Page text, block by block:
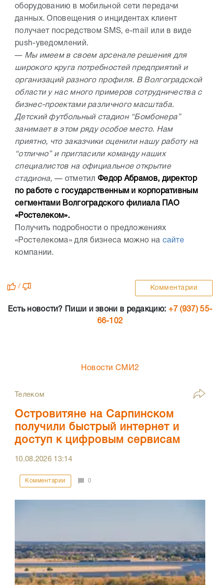
оборудованию в мобильной сети передачи
данных. Оповещения о инцидентах клиент
получает посредством SMS, e-mail или в виде
push-уведомлений.
— Мы имеем в своем арсенале решения для
широкого круга потребностей предприятий и
организаций разного профиля. В Волгоградской
области у нас много примеров сотрудничества с
бизнес-проектами различного масштаба.
Детский футбольный стадион “Бомбонера”
занимает в этом ряду особое место. Нам
приятно, что заказчики оценили нашу работу на
“отлично” и пригласили команду наших
специалистов на официальное открытие
стадиона,— отметилФедор Абрамов, директор
по работе с государственным и корпоративным
сегментами Волгоградского филиала ПАО
«Ростелеком».
Получить подробности о предложениях
«Ростелекома» для бизнеса можно на сайте
компании.
/ Комментарии
Есть новости? Пиши и звони в редакцию: +7 (937) 55-
66-102
Новости СМИ2
Телеком
Островитяне на Сарпинском
получили быстрый интернет и
доступ к цифровым сервисам
10.08.2026 13:14
Комментарии 0